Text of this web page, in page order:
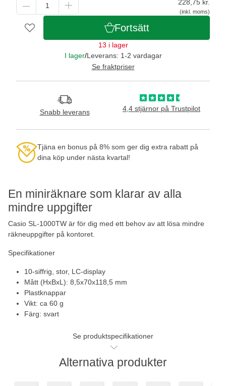
En miniräknare som klarar av alla
mindre uppgifter
Casio SL-1000TW är för dig med ett behov av att lösa mindre
räkneuppgifter på kontoret.
Specifikationer
10-siffrig, stor, LC-display
Mått (HxBxL): 8,5x70x118,5 mm
Plastknappar
Vikt: ca 60 g
Färg: svart
Se produktspecifikationer
228,75 kr.
(inkl. moms)
Fortsätt
13 i lager
I lager/Leverans: 1-2 vardagar
Se fraktpriser
Snabb leverans 4,4 stjärnor på Trustpilot
Tjäna en bonus på 8% som ger dig extra rabatt på
dina köp under nästa kvartal!
Alternativa produkter